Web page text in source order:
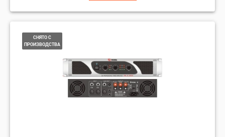
СНЯТО С
ПРОИЗВОДСТВА